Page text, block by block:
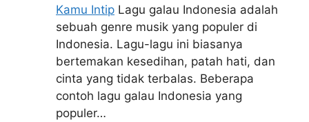
Kamu Intip Lagu galau Indonesia adalah
sebuah genre musik yang populer di
Indonesia. Lagu-lagu ini biasanya
bertemakan kesedihan, patah hati, dan
cinta yang tidak terbalas. Beberapa
contoh lagu galau Indonesia yang
populer…